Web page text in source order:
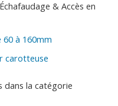
& Accès en
à 160mm
carotteuse
dans la catégorie